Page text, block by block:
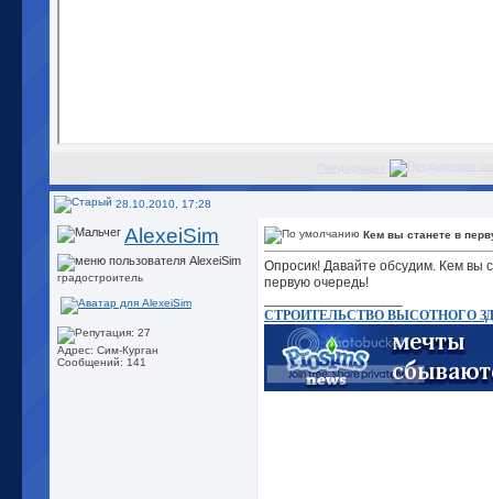
Предыдущее
28.10.2010, 17:28
AlexeiSim
градостроитель
Адрес: Сим-Курган
Сообщений: 141
Кем вы станете в
Опросик! Давайте обсудим. Кем вы
первую очередь!
СТРОИТЕЛЬСТВО ВЫСОТНОГО